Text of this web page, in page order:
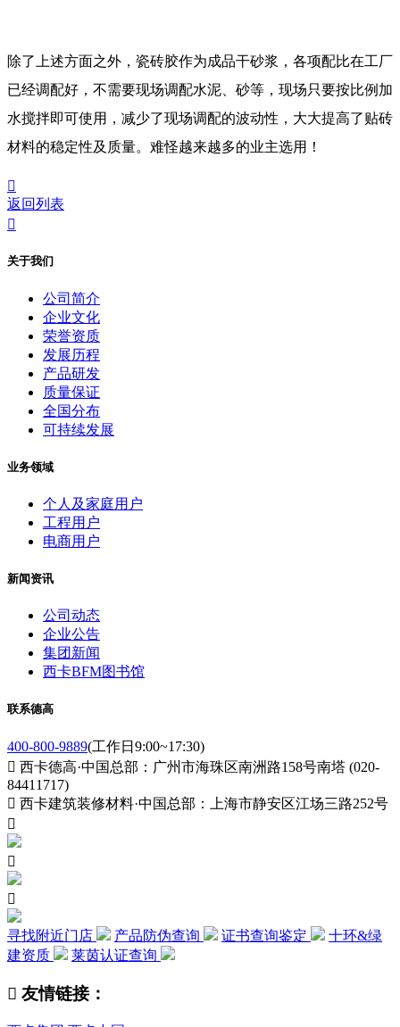
除了上述方面之外，瓷砖胶作为成品干砂浆，各项配比在工厂
已经调配好，不需要现场调配水泥、砂等，现场只要按比例加
水搅拌即可使用，减少了现场调配的波动性，大大提高了贴砖
材料的稳定性及质量。难怪越来越多的业主选用！

返回列表

关于我们
公司简介
企业文化
荣誉资质
发展历程
产品研发
质量保证
全国分布
可持续发展
业务领域
个人及家庭用户
工程用户
电商用户
新闻资讯
公司动态
企业公告
集团新闻
西卡BFM图书馆
联系德高
400-800-9889(工作日9:00~17:30)
 西卡德高·中国总部：广州市海珠区南洲路158号南塔 (020-
84411717)
 西卡建筑装修材料·中国总部：上海市静安区江场三路252号



寻找附近门店 产品防伪查询 证书查询鉴定
十环&绿
建资质
莱茵认证查询
 友情链接：